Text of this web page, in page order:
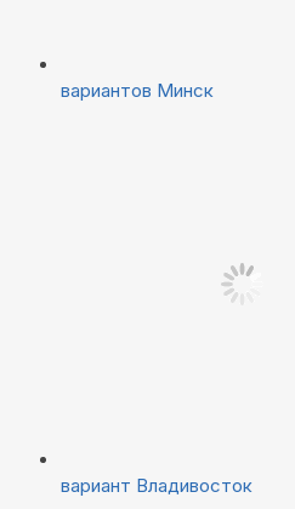
вариантов Минск
вариант Владивосток